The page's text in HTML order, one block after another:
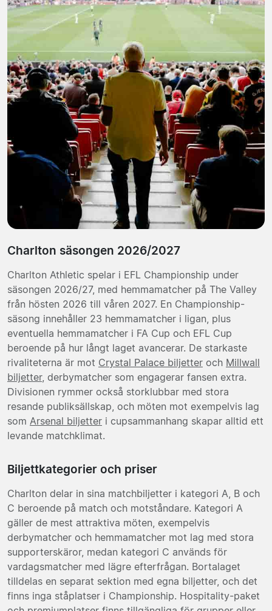
Charlton säsongen 2026/2027
Charlton Athletic spelar i EFL Championship under
säsongen 2026/27, med hemmamatcher på The Valley
från hösten 2026 till våren 2027. En Championship-
säsong innehåller 23 hemmamatcher i ligan, plus
eventuella hemmamatcher i FA Cup och EFL Cup
beroende på hur långt laget avancerar. De starkaste
rivaliteterna är mot Crystal Palace biljetter och Millwall
biljetter, derbymatcher som engagerar fansen extra.
Divisionen rymmer också storklubbar med stora
resande publiksällskap, och möten mot exempelvis lag
som Arsenal biljetter i cupsammanhang skapar alltid ett
levande matchklimat.
Biljettkategorier och priser
Charlton delar in sina matchbiljetter i kategori A, B och
C beroende på match och motståndare. Kategori A
gäller de mest attraktiva möten, exempelvis
derbymatcher och hemmamatcher mot lag med stora
supporterskäror, medan kategori C används för
vardagsmatcher med lägre efterfrågan. Bortalaget
tilldelas en separat sektion med egna biljetter, och det
finns inga ståplatser i Championship. Hospitality-paket